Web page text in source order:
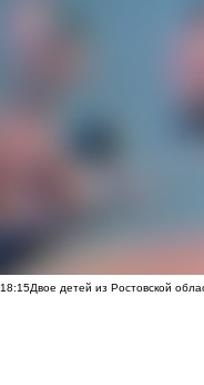
18:15Двое детей из Ростовской